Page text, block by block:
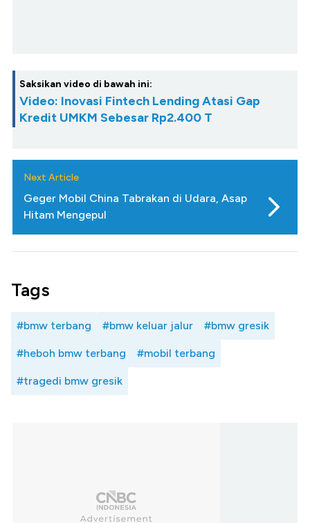
Saksikan video di bawah ini:
Video: Inovasi Fintech Lending Atasi Gap
Kredit UMKM Sebesar Rp2.400 T
Next Article
Geger Mobil China Tabrakan di Udara, Asap
Hitam Mengepul
Tags
#bmw terbang #bmw keluar jalur #bmw gresik
#heboh bmw terbang #mobil terbang
#tragedi bmw gresik